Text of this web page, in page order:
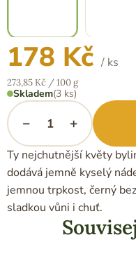
178 Kč / ks
Měrná
cena:
273,85 Kč / 100 g
Skladem(3 ks)
+
−
Ty nejchutnější květy
dodává jemně kyselý
jemnou trpkost, černý
sladkou vůni i chuť.